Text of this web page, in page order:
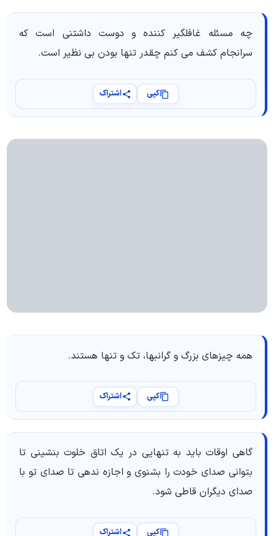
چه مسئله غافلگیر کننده و دوست داشتنی است که
سرانجام کشف می کنم چقدر تنها بودن بی نظیر است.
کپی اشتراک
همه چیزهای بزرگ و گرانبها، تک و تنها هستند.
کپی اشتراک
گاهی اوقات باید به تنهایی در یک اتاق خلوت بنشینی تا
بتوانی صدای خودت را بشنوی و اجازه ندهی تا صدای تو با
صدای دیگران قاطی شود.
کپی اشتراک